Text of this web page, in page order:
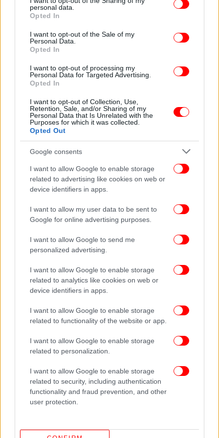
grant or deny consent to Google and its third-party tags to
use your data for below specified purposes in below Google
consent section.
personal data.
Opted In
I want to opt-out of the Sale of my
Personal Data.
Opted In
I want to opt-out of processing my
Personal Data for Targeted Advertising.
Opted In
I want to opt-out of Collection, Use,
Retention, Sale, and/or Sharing of my
Personal Data that Is Unrelated with the
Purposes for which it was collected.
Opted Out
Google consents
I want to allow Google to enable storage
related to advertising like cookies on web or
device identifiers in apps.
I want to allow my user data to be sent to
Google for online advertising purposes.
I want to allow Google to send me
personalized advertising.
I want to allow Google to enable storage
related to analytics like cookies on web or
device identifiers in apps.
I want to allow Google to enable storage
related to functionality of the website or app.
I want to allow Google to enable storage
related to personalization.
I want to allow Google to enable storage
related to security, including authentication
functionality and fraud prevention, and other
user protection.
Κλείνοντας την ομιλία του, ο υπουργός
Μετανάστευσης και Ασύλου δήλωσε πως είναι
«δεξιός πολιτικός» και απάντησε σε όσους - όπως
είπε - κατηγορούν τη Νέα Δημοκρατία για
ιδεολογικές εκπτώσεις. Υποστήριξε ότι ποτέ στο
παρελθόν η χώρα δεν είχε «πιο σκληρή
μεταναστευτική πολιτική, πιο σκληρή πολιτική
ασφάλειας και πιο εξοπλισμένη χώρα» από ό,τι
Παράλληλα προκάλεσε όσους αυτοπροσδιορίζονται
ως πιο δεξιοί εκτός ΝΔ να ανοίξουν δημόσια
συζήτηση πάνω στα ζητήματα ασφάλειας,
μεταναστευτικής πολιτικής και άμυνας, λέγοντας
ότι η Νέα Δημοκρατία διατηρεί «τον βασικό της
παράταξης».
ΑΠΕ-ΜΠΕ
ΟΛΕΣ ΟΙ ΕΙΔΗΣΕΙΣ
Μητσοτάκης: Κοσμοϊστορικές αλλαγές λόγω ΑΙ μέχρι το
2030, κρίσιμη περίοδος για το αν η Ελλάδα θα
πρωταγωνιστήσει -Τι είπε για Δημόσιο, νέους, social
Θεσσαλονίκη: Βίντεο ντοκουμέντο από τον άγριο
φώναζαν κοπέλες
Το σπίτι στους Αγίους Αναργύρους όπου έμεναν σε
άθλιες συνθήκες 3 μικρά παιδιά -«Κατάσταση ακραίας
φτώχειας», λέει ο παππούς τους